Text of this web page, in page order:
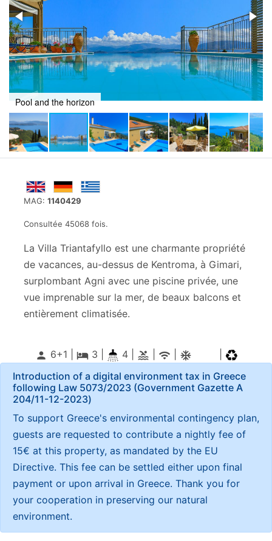
MAG: 1140429
Consultée 45068 fois.
La Villa Triantafyllo est une charmante propriété
de vacances, au-dessus de Kentroma, à Gimari,
surplombant Agni avec une piscine privée, une
vue imprenable sur la mer, de beaux balcons et
entièrement climatisée.
person 6+1 | local_hotel3 4 | pool wifi ac_unitif
Villa Triantafyllo with private pool
Introduction of a digital environment tax in Greece
following Law 5073/2023 (Government Gazette Α
204/11-12-2023)
To support Greece's environmental contingency plan,
guests are requested to contribute a nightly fee of
15€ at this property, as mandated by the EU
Directive. This fee can be settled either upon final
payment or upon arrival in Greece. Thank you for
your cooperation in preserving our natural
environment.